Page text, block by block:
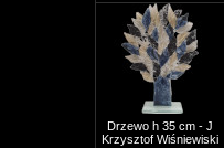
Drzewo h 35 cm - J
Krzysztof Wiśniewiski